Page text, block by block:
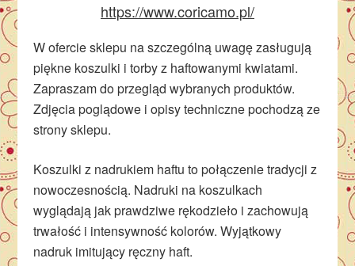
https://www.coricamo.pl/
W ofercie sklepu na szczególną uwagę zasługują
piękne koszulki i torby z haftowanymi kwiatami.
Zapraszam do przegląd wybranych produktów.
Zdjęcia poglądowe i opisy techniczne pochodzą ze
strony sklepu.
Koszulki z nadrukiem haftu to połączenie tradycji z
nowoczesnością. Nadruki na koszulkach
wyglądają jak prawdziwe rękodzieło i zachowują
trwałość i intensywność kolorów. Wyjątkowy
nadruk imitujący ręczny haft.